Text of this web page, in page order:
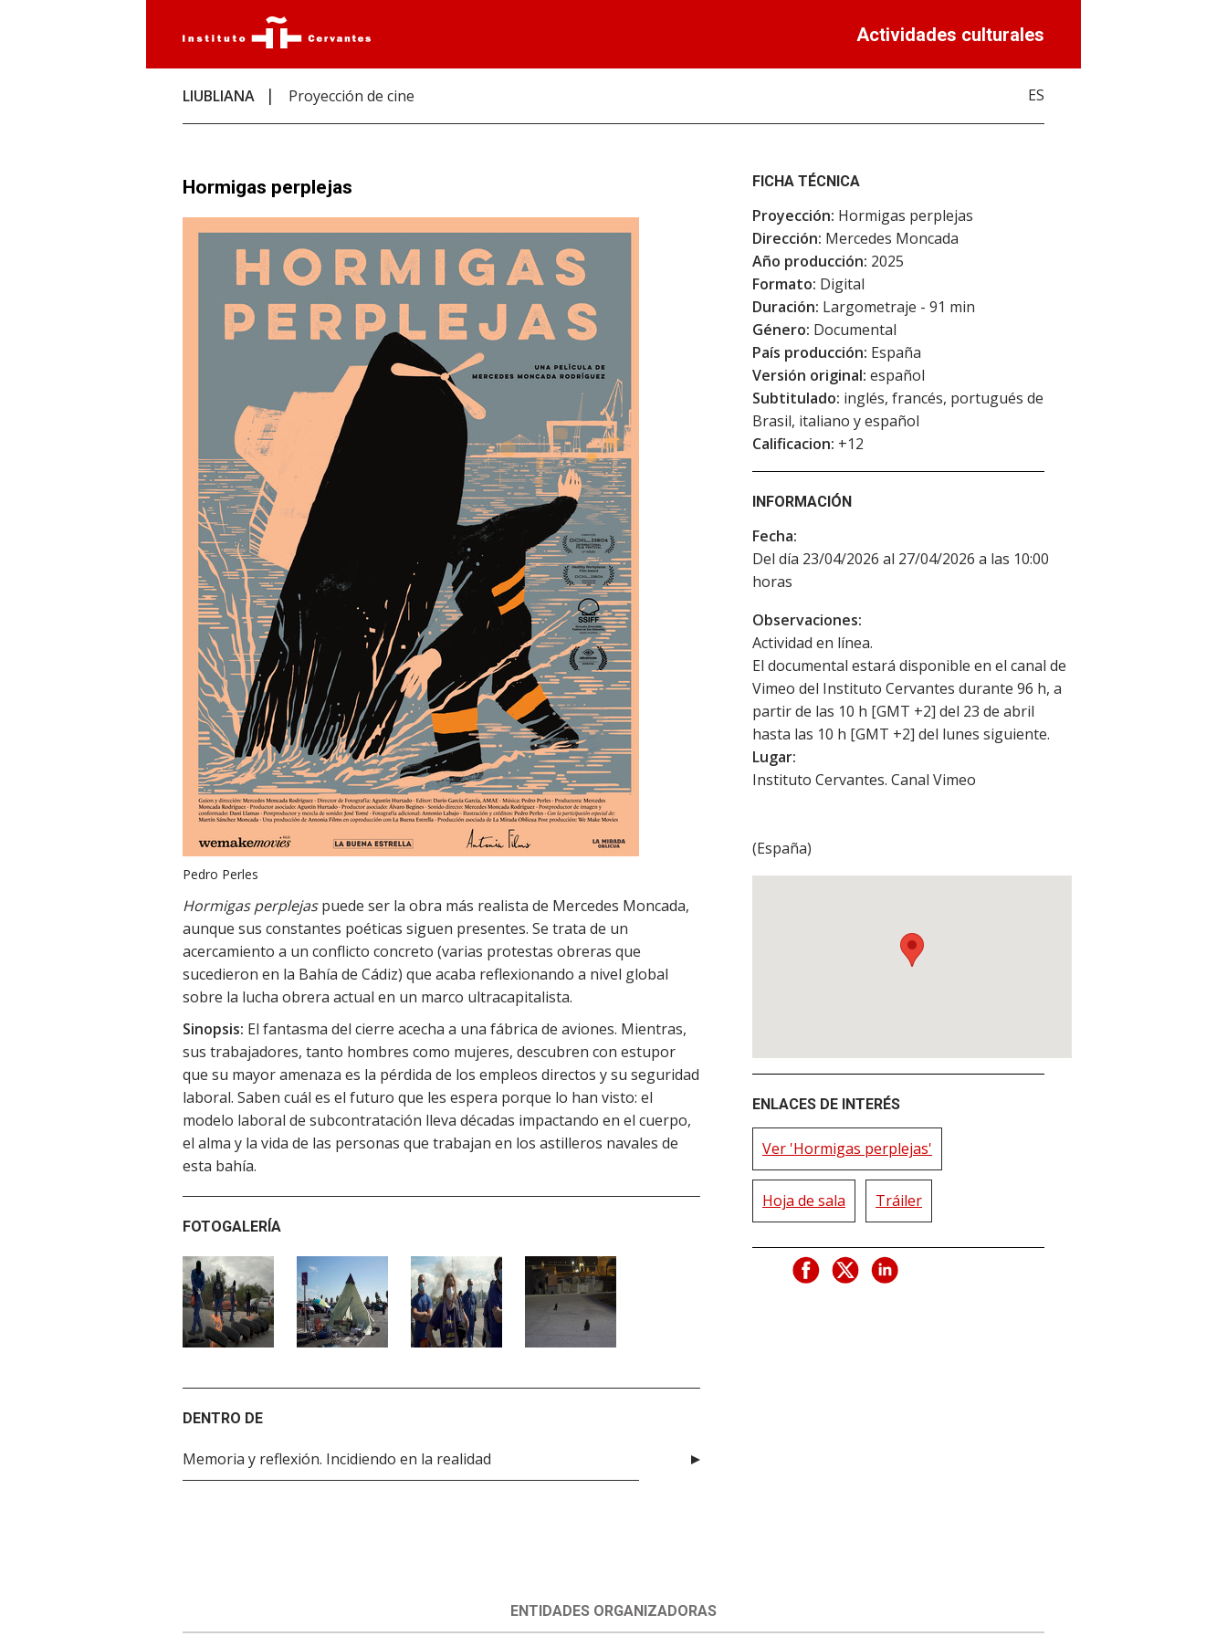
Actividades culturales
LIUBLIANA Proyección de cine ES
Hormigas perplejas
Pedro Perles
Hormigas perplejaspuede ser la obra más realista de Mercedes Moncada,
aunque sus constantes poéticas siguen presentes. Se trata de un
acercamiento a un conflicto concreto (varias protestas obreras que
sucedieron en la Bahía de Cádiz) que acaba reflexionando a nivel global
sobre la lucha obrera actual en un marco ultracapitalista.
Sinopsis: El fantasma del cierre acecha a una fábrica de aviones. Mientras,
sus trabajadores, tanto hombres como mujeres, descubren con estupor
que su mayor amenaza es la pérdida de los empleos directos y su seguridad
laboral. Saben cuál es el futuro que les espera porque lo han visto: el
modelo laboral de subcontratación lleva décadas impactando en el cuerpo,
el alma y la vida de las personas que trabajan en los astilleros navales de
esta bahía.
FOTOGALERÍA
DENTRO DE
Memoria y reflexión. Incidiendo en la realidad
FICHA TÉCNICA
Proyección: Hormigas perplejas
Dirección: Mercedes Moncada
Año producción: 2025
Formato: Digital
Duración: Largometraje - 91 min
Género: Documental
País producción: España
Versión original: español
Subtitulado: inglés, francés, portugués de
Brasil, italiano y español
Calificacion: +12
INFORMACIÓN
Fecha:
Del día 23/04/2026 al 27/04/2026 a las 10:00
horas
Observaciones:
Actividad en línea.
El documental estará disponible en el canal de
Vimeo del Instituto Cervantes durante 96 h, a
partir de las 10 h [GMT +2] del 23 de abril
hasta las 10 h [GMT +2] del lunes siguiente.
Lugar:
Instituto Cervantes. Canal Vimeo
(España)
ENLACES DE INTERÉS
Ver 'Hormigas perplejas'
Hoja de sala Tráiler
ENTIDADES ORGANIZADORAS